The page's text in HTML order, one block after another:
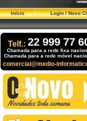
Início Login / Novo
Telf.: 22 999 77
Chamada para a rede fixa
Chamada para a rede móvel
comercial@medio-